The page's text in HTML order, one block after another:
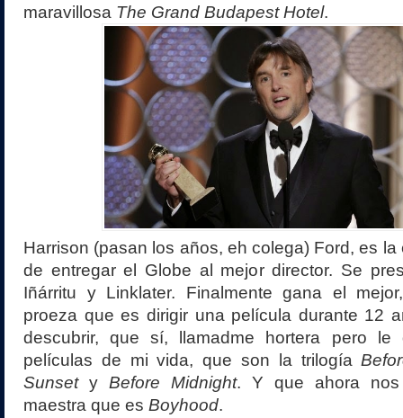
maravillosa The Grand Budapest Hotel.
Harrison (pasan los años, eh colega) Ford, es
de entregar el Globe al mejor director. Se
Iñárritu y Linklater. Finalmente gana el
proeza que es dirigir una película durante 12
descubrir, que sí, llamadme hortera pero
películas de mi vida, que son la trilogía
Sunsety Before Midnight. Y que ahora
maestra que es Boyhood.